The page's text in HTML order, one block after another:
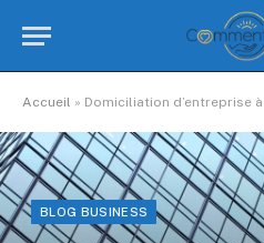
Accueil » Domiciliation d’entreprise à Nantes : la
BLOG BUSINESS